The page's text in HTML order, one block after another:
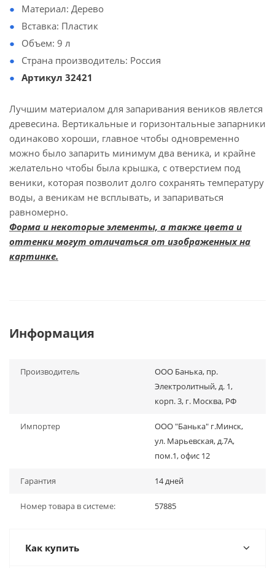
Материал: Дерево
Вставка: Пластик
Объем: 9 л
Страна производитель: Россия
Артикул 32421
Лучшим материалом для запаривания веников явлется
древесина. Вертикальные и горизонтальные запарники
одинаково хороши, главное чтобы одновременно
можно было запарить минимум два веника, и крайне
желательно чтобы была крышка, с отверстием под
веники, которая позволит долго сохранять температуру
воды, а веникам не всплывать, и запариваться
равномерно.
Форма и некоторые элементы, а также цвета и
оттенки могут отличаться от изображенных на
картинке.
Информация
Производитель
ООО Банька, пр.
Электролитный, д. 1,
корп. 3, г. Москва, РФ
Импортер
ООО "Банька" г.Минск,
ул. Марьевская, д.7А,
пом.1, офис 12
Гарантия 14 дней
Номер товара в системе: 57885
Как купить